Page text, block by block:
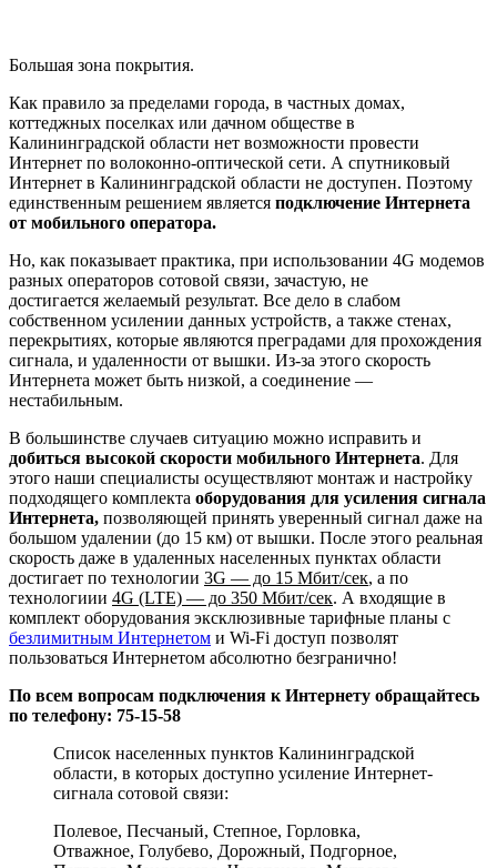
Большая зона покрытия.
Как правило за пределами города, в частных домах,
коттеджных поселках или дачном обществе в
Калининградской области нет возможности провести
Интернет по волоконно-оптической сети. А спутниковый
Интернет в Калининградской области не доступен. Поэтому
единственным решением является подключение Интернета
от мобильного оператора.
Но, как показывает практика, при использовании 4G модемов
разных операторов сотовой связи, зачастую, не
достигается желаемый результат. Все дело в слабом
собственном усилении данных устройств, а также стенах,
перекрытиях, которые являются преградами для прохождения
сигнала, и удаленности от вышки. Из-за этого скорость
Интернета может быть низкой, а соединение —
нестабильным.
В большинстве случаев ситуацию можно исправить и
добиться высокой скорости мобильного Интернета. Для
этого наши специалисты осуществляют монтаж и настройку
подходящего комплекта оборудования для усиления сигнала
Интернета, позволяющей принять уверенный сигнал даже на
большом удалении (до 15 км) от вышки. После этого реальная
скорость даже в удаленных населенных пунктах области
достигает по технологии 3G — до 15 Мбит/сек, а по
технологиии 4G (LTE) — до 350 Мбит/сек. А входящие в
комплект оборудования эксклюзивные тарифные планы с
безлимитным Интернетом и Wi-Fi доступ позволят
пользоваться Интернетом абсолютно безгранично!
По всем вопросам подключения к Интернету обращайтесь
по телефону: 75-15-58
Список населенных пунктов Калининградской
области, в которых доступно усиление Интернет-
сигнала сотовой связи:
Полевое, Песчаный, Степное, Горловка,
Отважное, Голубево, Дорожный, Подгорное,